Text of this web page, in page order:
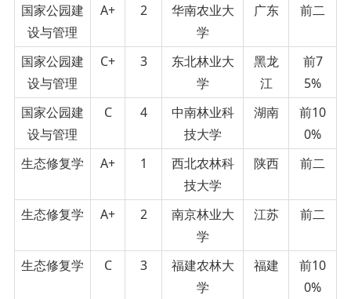
国家公园建
设与管理
A+ 2
华南农业大
学
广东 前二
国家公园建
设与管理
C+ 3
东北林业大
学
黑龙
江
前7
5%
国家公园建
设与管理
C 4
中南林业科
技大学
湖南
前10
0%
生态修复学
A+ 1
西北农林科
技大学
陕西 前二
生态修复学 A+ 2
南京林业大
学
江苏 前二
生态修复学 C 3
福建农林大
学
福建
前10
0%